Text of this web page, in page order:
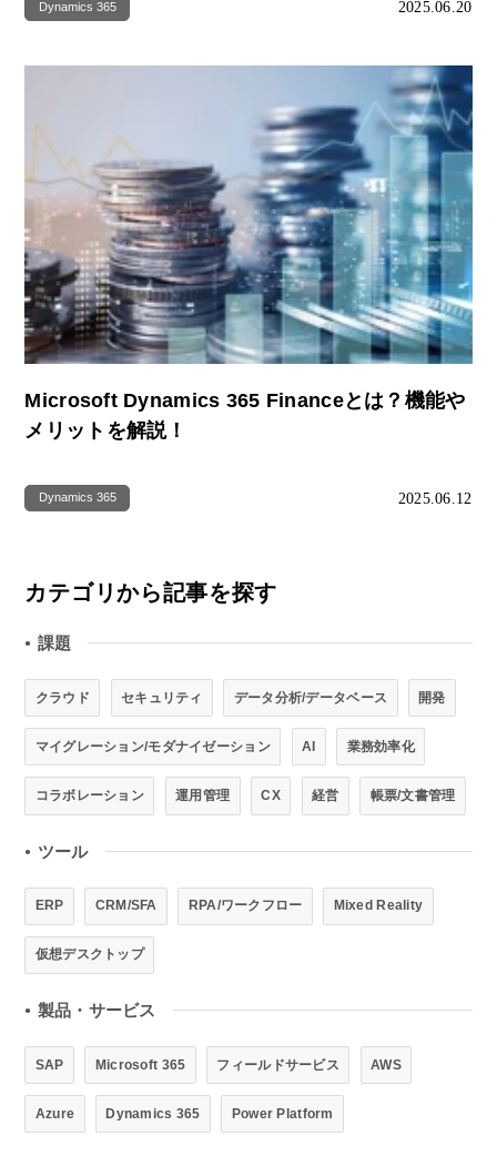
Dynamics 365 2025.06.20
Microsoft Dynamics 365 Financeとは？機能や
メリットを解説！
Dynamics 365 2025.06.12
カテゴリから記事を探す
● 課題
クラウド セキュリティ データ分析/データベース 開発
マイグレーション/モダナイゼーション AI 業務効率化
コラボレーション 運用管理 CX 経営 帳票/文書管理
● ツール
ERP CRM/SFA RPA/ワークフロー Mixed Reality
仮想デスクトップ
● 製品・サービス
SAP Microsoft 365 フィールドサービス AWS
Azure Dynamics 365 Power Platform